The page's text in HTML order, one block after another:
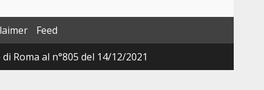
Feed
Roma al n°805 del 14/12/2021